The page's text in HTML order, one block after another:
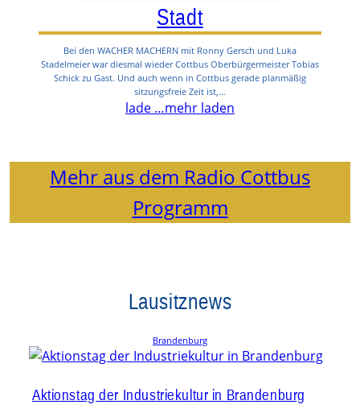
Stadt
Bei den WACHER MACHERN mit Ronny Gersch und Luka
Stadelmeier war diesmal wieder Cottbus Oberbürgermeister Tobias
Schick zu Gast. Und auch wenn in Cottbus gerade planmäßig
sitzungsfreie Zeit ist,…
lade …mehr laden
Mehr aus dem Radio Cottbus
Programm
Lausitznews
Brandenburg
Aktionstag der Industriekultur in Brandenburg